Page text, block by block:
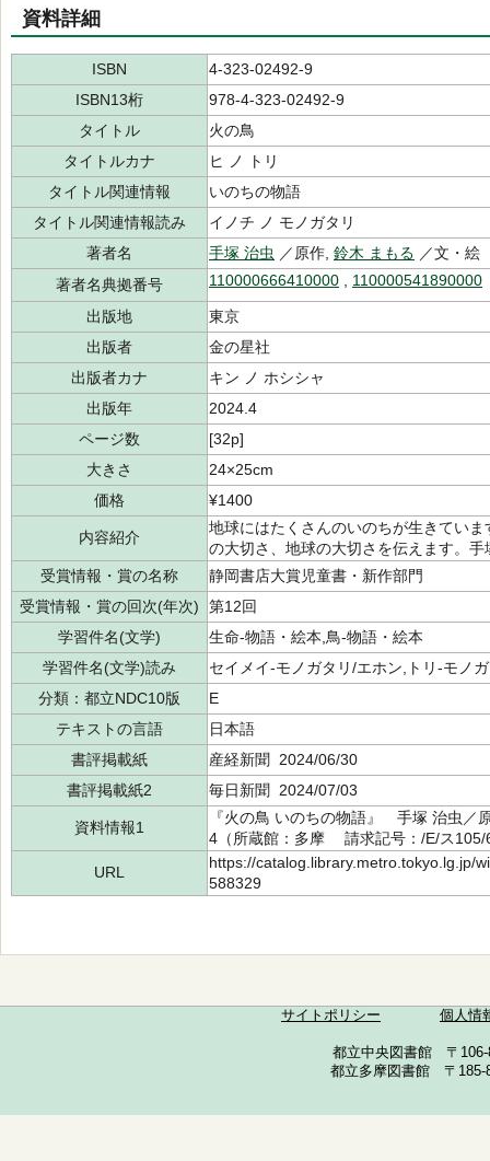
資料詳細
ISBN
4-323-02492-9
ISBN13桁
978-4-323-02492-9
タイトル
火の鳥
タイトルカナ
ヒ ノ トリ
タイトル関連情報
いのちの物語
タイトル関連情報読み
イノチ ノ モノガタリ
著者名
手塚 治虫 ／原作, 鈴木 まもる ／文・絵
著者名典拠番号
110000666410000 110000541890000
出版地
東京
出版者
金の星社
出版者カナ
キン ノ ホシシャ
出版年
2024.4
ページ数
[32p]
大きさ
24×25cm
価格
¥1400
内容紹介
地球にはたくさんのいのちが生きてい
の大切さ、地球の大切さを伝えます。
受賞情報・賞の名称
静岡書店大賞児童書・新作部門
受賞情報・賞の回次(年次)
第12回
学習件名(文学)
生命-物語・絵本,鳥-物語・絵本
学習件名(文学)読み
セイメイ-モノガタリ/エホン,トリ-モノ
分類：都立NDC10版
E
テキストの言語
日本語
書評掲載紙
産経新聞 2024/06/30
書評掲載紙2
毎日新聞 2024/07/03
資料情報1
『火の鳥 いのちの物語』 手塚 治虫
4（所蔵館：多摩 請求記号：/E/ス
URL
https://catalog.library.metro.tokyo.lg.jp/
588329
サイトポリシー 個人情
都立中央図書館 〒
都立多摩図書館 〒185-